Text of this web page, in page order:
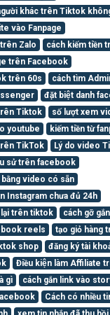
khác trên Tiktok
vào Fanpage
Zalo
cách kiếm tiền
trên Facebook
trên 60s
cách tìm
đặt biệt danh
Tiktok
số lượt xem
youtube
kiếm tiền từ
TikTok
Lý do video
sử trên facebook
video có sẵn
Instagram chưa đủ 24h
lại trên tiktok
cách gỡ
reels
tạo giỏ hàng
shop
đăng ký tài
Điều kiện làm Affiliate
gì
cách gắn link vào
Cách có nhiều